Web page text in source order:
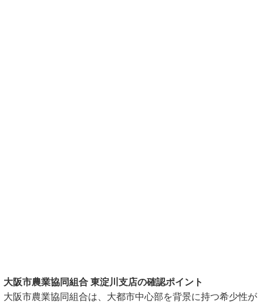
大阪市農業協同組合 東淀川支店の確認ポイント
大阪市農業協同組合は、大都市中心部を背景に持つ希少性が